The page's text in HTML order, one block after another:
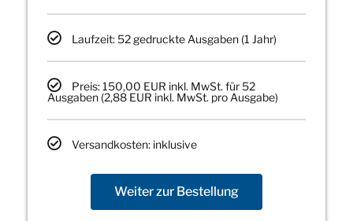
Laufzeit: 52 gedruckte Ausgaben (1 Jahr)
Preis: 150,00 EUR inkl. MwSt. für 52
Ausgaben (2,88 EUR inkl. MwSt. pro Ausgabe)
Versandkosten: inklusive
Weiter zur Bestellung